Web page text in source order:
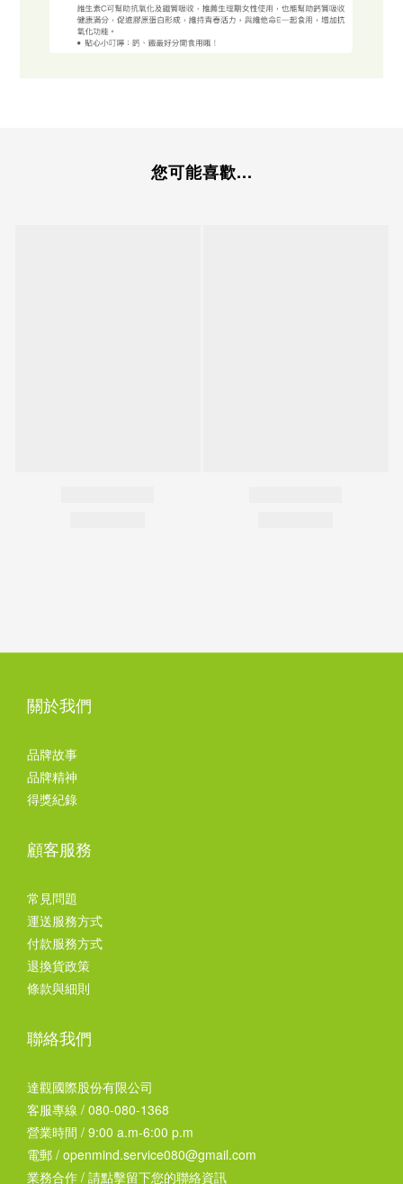
您可能喜歡...
關於我們
品牌故事
品牌精神
得獎紀錄
顧客服務
常見問題
運送服務方式
付款服務方式
退換貨政策
條款與細則
聯絡我們
達觀國際股份有限公司
客服專線 / 080-080-1368
營業時間 / 9:00 a.m-6:00 p.m
電郵 / openmind.service080@gmail.com
業務合作 / 請點擊留下您的聯絡資訊